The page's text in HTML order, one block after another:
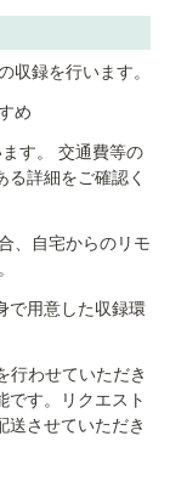
録を行います。
め
す。 交通費等の
詳細をご確認く
、自宅からのリモ
で用意した収録環
行わせていただき
です。リクエスト
送させていただき